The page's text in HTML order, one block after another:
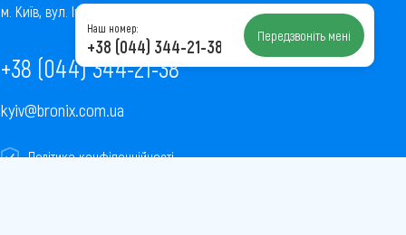
м. Київ, вул. Інститутська, 22/7, оф. 41
+38 (044) 344-21-38
kyiv@bronix.com.ua
Політика конфіденційності
Наш номер:
+38 (044) 344-21-38 Передзвоніть мені